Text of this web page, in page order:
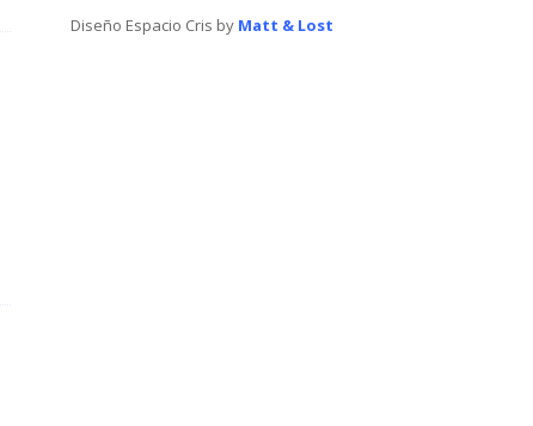
Diseño Espacio Cris by Matt & Lost